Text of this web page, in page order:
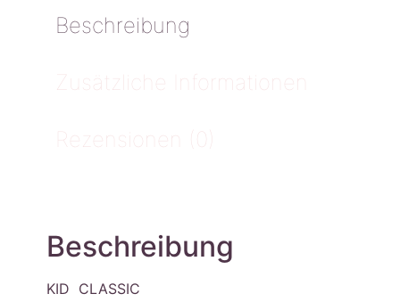
Beschreibung
Zusätzliche Informationen
Rezensionen (0)
Beschreibung
KID CLASSIC